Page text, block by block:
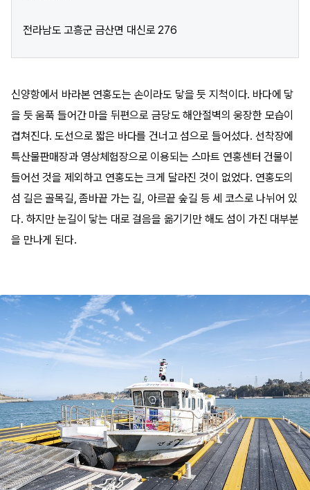
전라남도 고흥군 금산면 대신로 276
신양항에서 바라본 연홍도는 손이라도 닿을 듯 지척이다. 바다에 닿
을 듯 움푹 들어간 마을 뒤편으로 금당도 해안절벽의 웅장한 모습이
겹쳐진다. 도선으로 짧은 바다를 건너고 섬으로 들어섰다. 선착장에
특산물판매장과 영상체험장으로 이용되는 스마트 연홍센터 건물이
들어선 것을 제외하고 연홍도는 크게 달라진 것이 없었다. 연홍도의
섬 길은 골목길, 좀바끝 가는 길, 아르끝 숲길 등 세 코스로 나뉘어 있
다. 하지만 눈길이 닿는 대로 걸음을 옮기기만 해도 섬이 가진 대부분
을 만나게 된다.